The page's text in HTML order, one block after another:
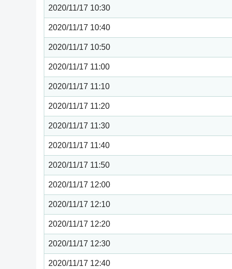
2020/11/17 10:30
2020/11/17 10:40
2020/11/17 10:50
2020/11/17 11:00
2020/11/17 11:10
2020/11/17 11:20
2020/11/17 11:30
2020/11/17 11:40
2020/11/17 11:50
2020/11/17 12:00
2020/11/17 12:10
2020/11/17 12:20
2020/11/17 12:30
2020/11/17 12:40